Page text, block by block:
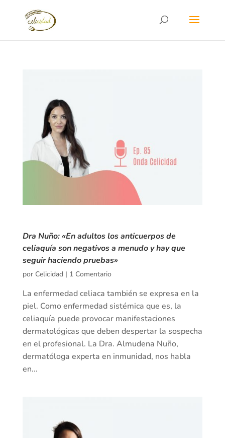
Dra Nuño: «En adultos los anticuerpos de
celiaquía son negativos a menudo y hay que
seguir haciendo pruebas»
por Celicidad| 1 Comentario
La enfermedad celiaca también se expresa en la
piel. Como enfermedad sistémica que es, la
celiaquía puede provocar manifestaciones
dermatológicas que deben despertar la sospecha
en el profesional. La Dra. Almudena Nuño,
dermatóloga experta en inmunidad, nos habla
en...